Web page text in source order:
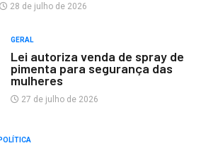
28 de julho de 2026
GERAL
Lei autoriza venda de spray de
pimenta para segurança das
mulheres
27 de julho de 2026
POLÍTICA